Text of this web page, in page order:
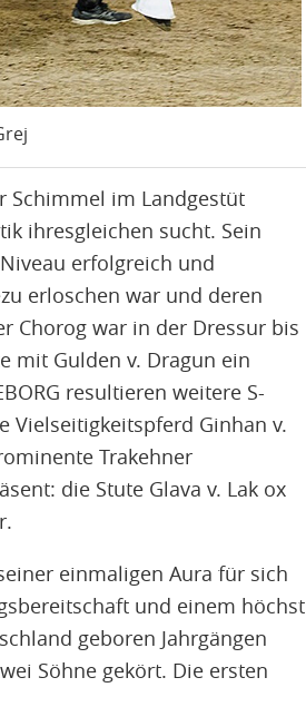
Schimmel im Landgestüt
ihresgleichen sucht. Sein
erfolgreich und
erloschen war und deren
Chorog war in der Dressur bis
mit Gulden v. Dragun ein
resultieren weitere S-
Vielseitigkeitspferd Ginhan v.
Trakehner
die Stute Glava v. Lak ox
einmaligen Aura für sich
und einem höchst
geboren Jahrgängen
Söhne gekört. Die ersten